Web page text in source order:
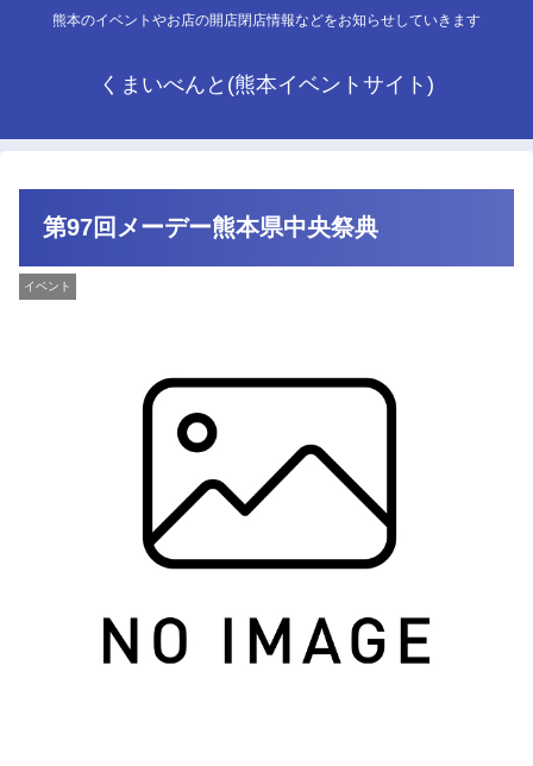
熊本のイベントやお店の開店閉店情報などをお知らせしていきます
くまいべんと(熊本イベントサイト)
第97回メーデー熊本県中央祭典
イベント